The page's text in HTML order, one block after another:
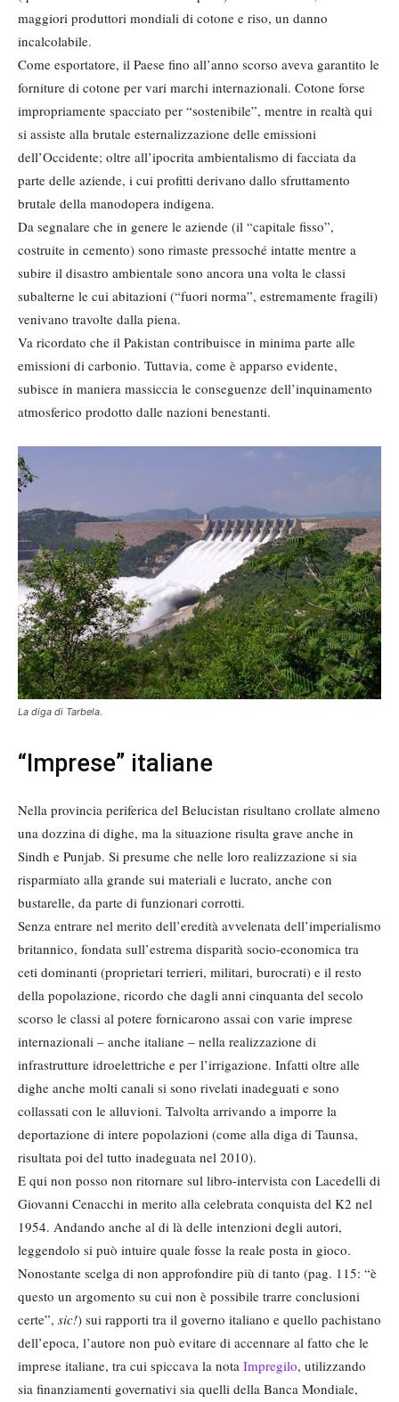
maggiori produttori mondiali di cotone e riso, un danno
incalcolabile.
Come esportatore, il Paese fino all’anno scorso aveva garantito le
forniture di cotone per vari marchi internazionali. Cotone forse
impropriamente spacciato per “sostenibile”, mentre in realtà qui
si assiste alla brutale esternalizzazione delle emissioni
dell’Occidente; oltre all’ipocrita ambientalismo di facciata da
parte delle aziende, i cui profitti derivano dallo sfruttamento
brutale della manodopera indigena.
Da segnalare che in genere le aziende (il “capitale fisso”,
costruite in cemento) sono rimaste pressoché intatte mentre a
subire il disastro ambientale sono ancora una volta le classi
subalterne le cui abitazioni (“fuori norma”, estremamente fragili)
venivano travolte dalla piena.
Va ricordato che il Pakistan contribuisce in minima parte alle
emissioni di carbonio. Tuttavia, come è apparso evidente,
subisce in maniera massiccia le conseguenze dell’inquinamento
atmosferico prodotto dalle nazioni benestanti.
La diga di Tarbela.
“Imprese” italiane
Nella provincia periferica del Belucistan risultano crollate almeno
una dozzina di dighe, ma la situazione risulta grave anche in
Sindh e Punjab. Si presume che nelle loro realizzazione si sia
risparmiato alla grande sui materiali e lucrato, anche con
bustarelle, da parte di funzionari corrotti.
Senza entrare nel merito dell’eredità avvelenata dell’imperialismo
britannico, fondata sull’estrema disparità socio-economica tra
ceti dominanti (proprietari terrieri, militari, burocrati) e il resto
della popolazione, ricordo che dagli anni cinquanta del secolo
scorso le classi al potere fornicarono assai con varie imprese
internazionali – anche italiane – nella realizzazione di
infrastrutture idroelettriche e per l’irrigazione. Infatti oltre alle
dighe anche molti canali si sono rivelati inadeguati e sono
collassati con le alluvioni. Talvolta arrivando a imporre la
deportazione di intere popolazioni (come alla diga di Taunsa,
risultata poi del tutto inadeguata nel 2010).
E qui non posso non ritornare sul libro-intervista con Lacedelli di
Giovanni Cenacchi in merito alla celebrata conquista del K2 nel
1954. Andando anche al di là delle intenzioni degli autori,
leggendolo si può intuire quale fosse la reale posta in gioco.
Nonostante scelga di non approfondire più di tanto (pag. 115: “è
questo un argomento su cui non è possibile trarre conclusioni
certe”, sic!) sui rapporti tra il governo italiano e quello pachistano
dell’epoca, l’autore non può evitare di accennare al fatto che le
imprese italiane, tra cui spiccava la nota Impregilo, utilizzando
sia finanziamenti governativi sia quelli della Banca Mondiale,